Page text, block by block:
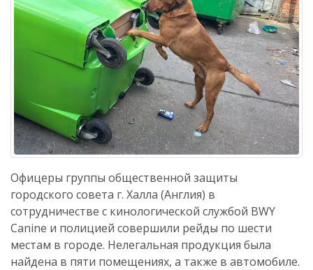
Офицеры группы общественной защиты
городского совета г. Халла (Англия) в
сотрудничестве с кинологической службой BWY
Canine и полицией совершили рейды по шести
местам в городе. Нелегальная продукция была
найдена в пяти помещениях, а также в автомобиле.